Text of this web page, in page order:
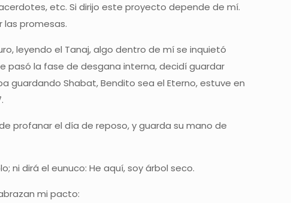
etc. Si dirijo este proyecto depende de mí.
las promesas.
leyendo el Tanaj, algo dentro de mí se inquietó
pasó la fase de desgana interna, decidí guardar
Shabat, Bendito sea el Eterno, estuve en
profanar el día de reposo, y guarda su mano de
ni dirá el eunuco: He aquí, soy árbol seco.
mi pacto: